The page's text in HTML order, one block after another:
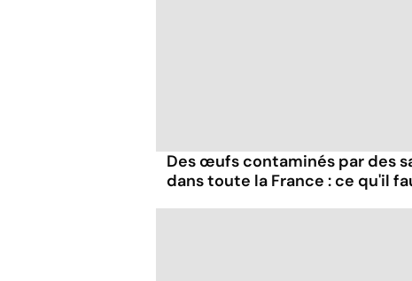
Des œufs contaminés par des
dans toute la France : ce qu'il